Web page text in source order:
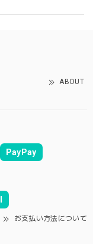
ABOUT
PayPay
お支払い方法について